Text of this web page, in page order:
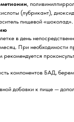
,
(лубрикант),
пищевой «шоколад».
в день
При необходимости
компонентов БАД,
добавки к пище —